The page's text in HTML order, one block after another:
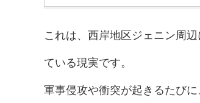
これは、西岸地区ジェニン周
ている現実です。
軍事侵攻や衝突が起きるたび